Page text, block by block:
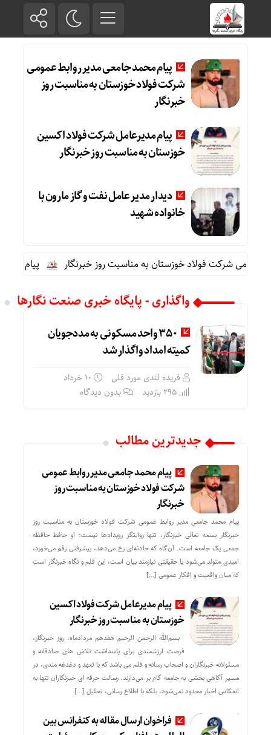
پیام محمد جامعی مدیر روابط عمومی
شرکت فولاد خوزستان به مناسبت روز
خبرنگار
پیام مدیرعامل شرکت فولاد اکسین
خوزستان به مناسبت روز خبرنگار
دیدار مدیر عامل نفت و گاز مارون با
خانواده شهید
شرکت فولاد خوزستان به مناسبت روز خبرنگار پیام
واگذاری - پایگاه خبری صنعت نگارها
۳۵۰ واحد مسکونی به مددجویان
کمیته امداد واگذار شد
فریده لندی مورد فلی
۱۰ خرداد
بدون دیدگاه
جدیدترین مطالب
پیام محمد جامعی مدیر روابط عمومی
شرکت فولاد خوزستان به مناسبت روز
خبرنگار
پیام محمد جامعی مدیر روابط عمومی شرکت فولاد خوزستان به مناسبت روز
خبرنگار بسمه تعالی خبرنگار، تنها روایتگر رویدادها نیست؛ او حافظ حافظه
جمعی یک جامعه است. آن‌گاه که حادثه‌ای رخ می‌دهد، پیشرفتی رقم می‌خورد،
امیدی متولد می‌شود یا حقیقتی نیازمند بیان است، این قلم و نگاه خبرنگار است
که میان واقعیت و افکار عمومی […]
پیام مدیرعامل شرکت فولاد اکسین
خوزستان به مناسبت روز خبرنگار
بسم‌الله الرحمن الرحیم هفدهم مردادماه، روز خبرنگار،
فرصت ارزشمندی برای پاسداشت تلاش‌ های صادقانه و
مسئولانه خبرنگاران و اصحاب رسانه و قلم می باشد که با تعهد و دغدغه‌ مندی، در
مسیر آگاهی‌ بخشی به جامعه گام بر می‌دارند. رسالت حرفه‌ ای خبرنگاران تنها به
انعکاس اخبار محدود نمی‌شود، بلکه با اطلاع رسانی، تحلیل […]
فراخوان ارسال مقاله به کنفرانس بین